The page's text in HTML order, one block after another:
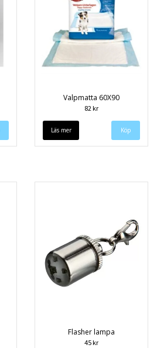
Valpmatta 60X90
82 kr
Läs mer
Flasher lampa
45 kr